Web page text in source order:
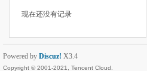
现在还没有记录
Powered by Discuz! X3.4
Copyright © 2001-2021, Tencent Cloud.